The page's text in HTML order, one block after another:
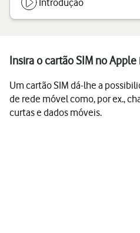
Introdução
Insira o cartão SIM no
Um cartão SIM dá-lhe a
de rede móvel como, por ex.,
curtas e dados móveis.